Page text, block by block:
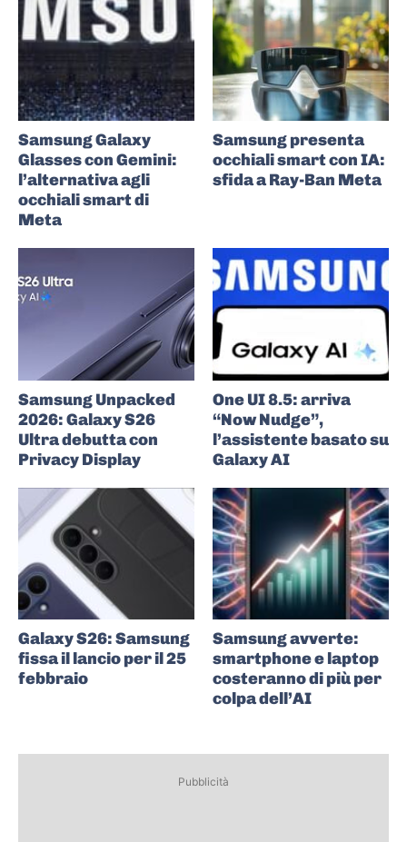
Samsung Galaxy
Glasses con Gemini:
l’alternativa agli
occhiali smart di
Meta
Samsung presenta
occhiali smart con IA:
sfida a Ray-Ban Meta
Samsung Unpacked
2026: Galaxy S26
Ultra debutta con
Privacy Display
One UI 8.5: arriva
“Now Nudge”,
l’assistente basato su
Galaxy AI
Galaxy S26: Samsung
fissa il lancio per il 25
febbraio
Samsung avverte:
smartphone e laptop
costeranno di più per
colpa dell’AI
Pubblicità